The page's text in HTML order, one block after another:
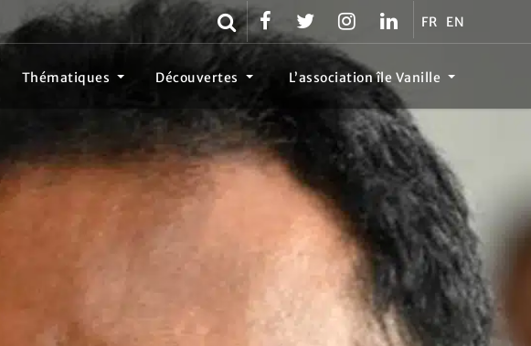
FR EN
Thématiques Découvertes L’association île Vanille